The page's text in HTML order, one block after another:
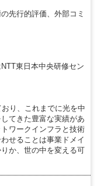
先行的評価、外部コミ
東日本中央研修セン
り、これまでに光を中
てきた豊富な実績があ
ワークインフラと技術
せることは事業ドメイ
か、世の中を変える可